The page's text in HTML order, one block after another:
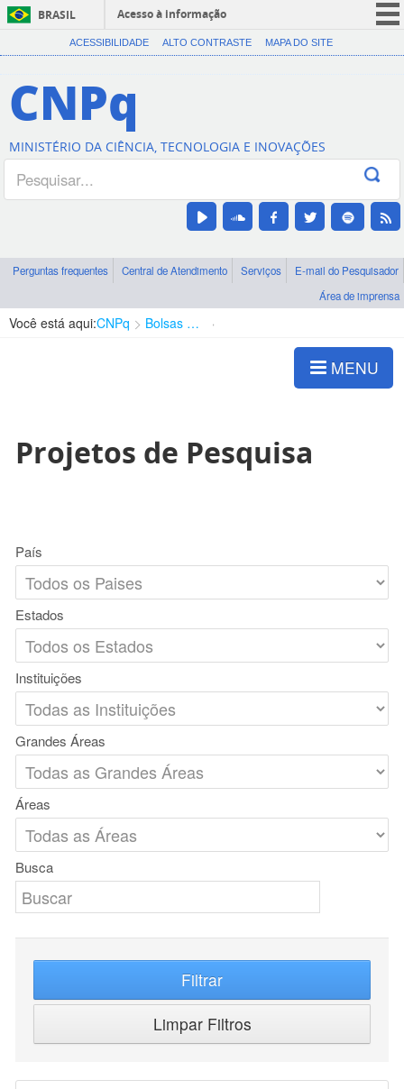
BRASIL
Acesso à informação
CORONAVÍRUS (COVID-19)
Canais
ACESSIBILIDADE ALTO CONTRASTE MAPA DO SITE
CNPq
MINISTÉRIO DA CIÊNCIA, TECNOLOGIA E INOVAÇÕES
Perguntas frequentes Central de Atendimento Serviços
E-mail do Pesquisador
Área de imprensa
Você está aqui:CNPq Bolsas e Auxílios Vigentes
MENU
Projetos de Pesquisa
País
Estados
Instituições
Grandes Áreas
Áreas
Busca
Filtrar
Limpar Filtros